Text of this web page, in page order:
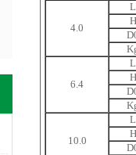
4.0
L
H
6.4
L
H
10.0
L
H